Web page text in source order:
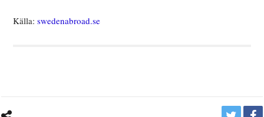
Källa:swedenabroad.se